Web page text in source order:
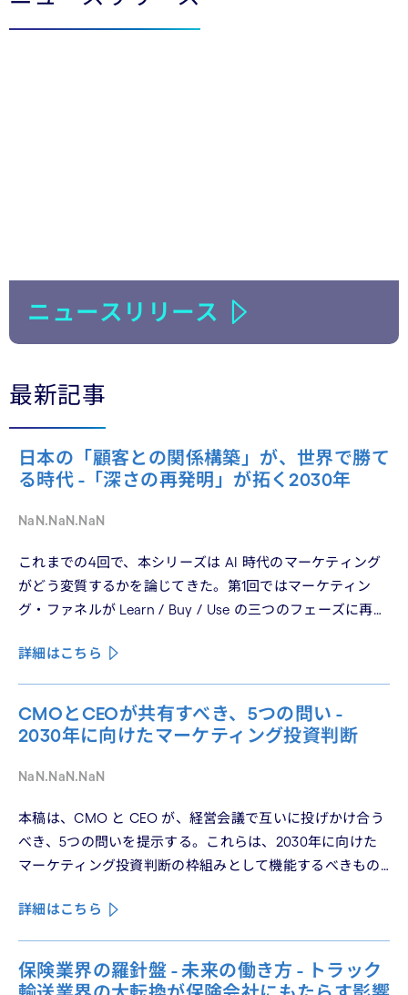
ニュースリリース
最新記事
日本の「顧客との関係構築」が、世界で勝て
る時代 -「深さの再発明」が拓く2030年
NaN.NaN.NaN
これまでの4回で、本シリーズは AI 時代のマーケティング
がどう変質するかを論じてきた。第1回ではマーケティン
グ・ファネルが Learn / Buy / Use の三つのフェーズに再構
パーソナライゼーションの罠を、第3回では Learn フェーズ
で再定義されつつあるブランドの可視性を、第4回では
CMO と CEO が共有すべき5つの問いを論じた。シリーズ
の最終回となる本稿は、これらの議論を日本市場の文脈に
「顧客との関係構築」が、世界で勝てる時代が、いま始
詳細はこちら
CMOとCEOが共有すべき、5つの問い -
2030年に向けたマーケティング投資判断
NaN.NaN.NaN
本稿は、CMO と CEO が、経営会議で互いに投げかけ合う
べき、5つの問いを提示する。これらは、2030年に向けた
マーケティング投資判断の枠組みとして機能するべきもの
詳細はこちら
保険業界の羅針盤 - 未来の働き方 - トラック